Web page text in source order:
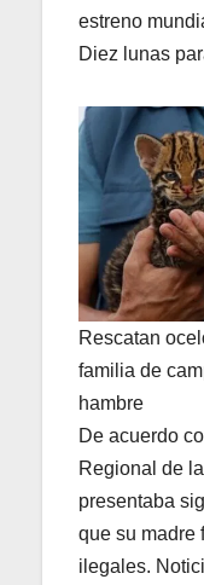
estreno
Diez lunas
Rescatan
familia de
hambre
De acuerdo
Regional de
presentaba
que su madre
ilegales.